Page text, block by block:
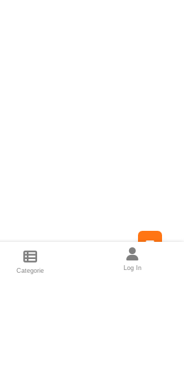
Categorie Log In